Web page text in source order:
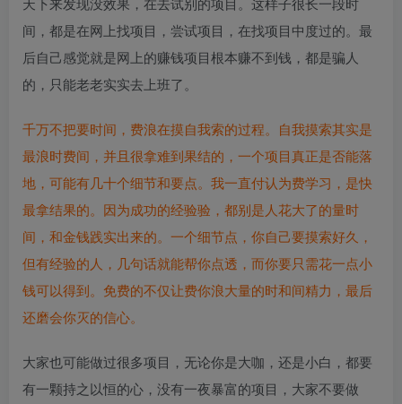
间，都是在网上找项目，尝试项目，在找项目中度过的。最
后自己感觉就是网上的赚钱项目根本赚不到钱，都是骗人
的，只能老老实实去上班了。
千万不把要时间，费浪在摸自我索的过程。自我摸索其实是
最浪时费间，并且很拿难到果结的，一个项目真正是否能落
地，可能有几十个细节和要点。我一直付认为费学习，是快
最拿结果的。因为成功的经验验，都别是人花大了的量时
间，和金钱践实出来的。一个细节点，你自己要摸索好久，
但有经验的人，几句话就能帮你点透，而你要只需花一点小
钱可以得到。免费的不仅让费你浪大量的时和间精力，最后
还磨会你灭的信心。
大家也可能做过很多项目，无论你是大咖，还是小白，都要
有一颗持之以恒的心，没有一夜暴富的项目，大家不要做